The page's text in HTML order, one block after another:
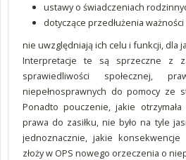
ustawy o świadczeniach
dotyczące przedłużenia
nie uwzględniają ich celu i funkcji, dla
Interpretacje te są sprzeczne z
sprawiedliwości społecznej,
niepełnosprawnych do pomocy ze
Ponadto pouczenie, jakie
prawa do zasiłku, nie było na tyle
jednoznacznie, jakie
złoży w OPS nowego orzeczenia o